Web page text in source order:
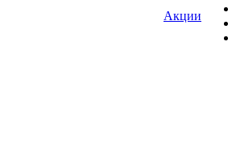
Акции